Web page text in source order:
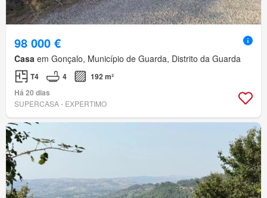
98 000 €
Casa em Gonçalo, Município de Guarda, Distrito da Guarda
T4 4
192 m²
Há 20 dias
SUPERCASA - EXPERTIMO